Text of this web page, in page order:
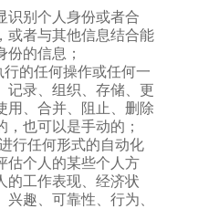
识别个人身份或者合
或者与其他信息结合能
的信息；
的任何操作或任何一
记录、组织、存储、更
用、合并、阻止、删除
也可以是手动的；
行任何形式的自动化
估个人的某些个人方
的工作表现、经济状
趣、可靠性、行为、